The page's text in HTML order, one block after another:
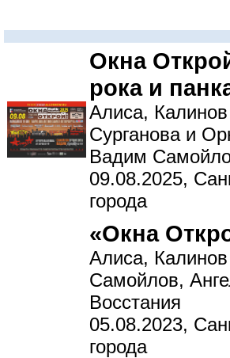
Окна
рока и
Алиса,
Сурганова и
Вадим
09.08.2025,
города
«Окна
Алиса,
Самойлов,
Восстания
05.08.2023,
города